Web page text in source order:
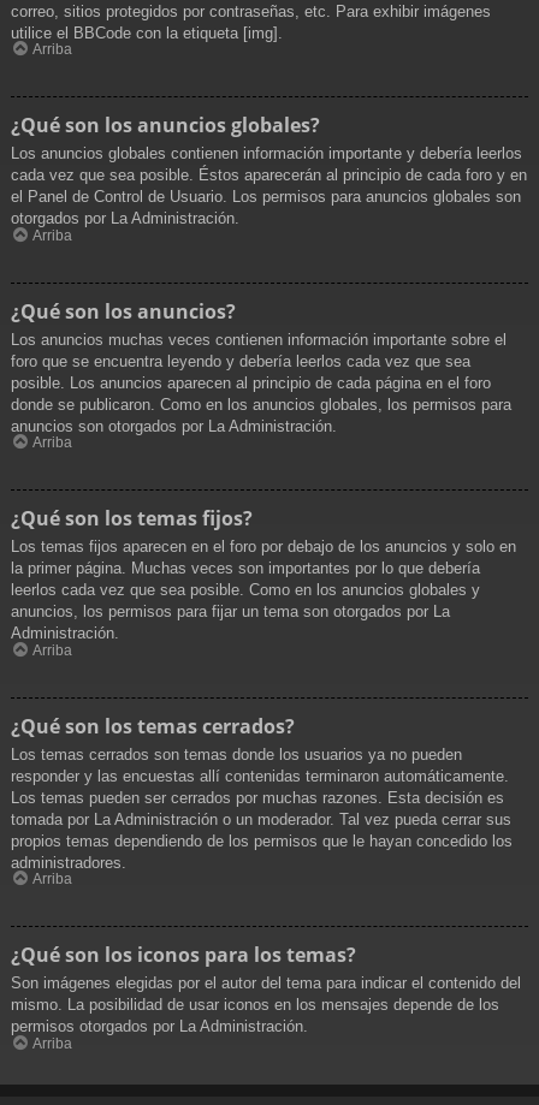
correo, sitios protegidos por contraseñas, etc. Para exhibir imágenes
utilice el BBCode con la etiqueta [img].
Arriba
¿Qué son los anuncios globales?
Los anuncios globales contienen información importante y debería leerlos
cada vez que sea posible. Éstos aparecerán al principio de cada foro y en
el Panel de Control de Usuario. Los permisos para anuncios globales son
otorgados por La Administración.
Arriba
¿Qué son los anuncios?
Los anuncios muchas veces contienen información importante sobre el
foro que se encuentra leyendo y debería leerlos cada vez que sea
posible. Los anuncios aparecen al principio de cada página en el foro
donde se publicaron. Como en los anuncios globales, los permisos para
anuncios son otorgados por La Administración.
Arriba
¿Qué son los temas fijos?
Los temas fijos aparecen en el foro por debajo de los anuncios y solo en
la primer página. Muchas veces son importantes por lo que debería
leerlos cada vez que sea posible. Como en los anuncios globales y
anuncios, los permisos para fijar un tema son otorgados por La
Administración.
Arriba
¿Qué son los temas cerrados?
Los temas cerrados son temas donde los usuarios ya no pueden
responder y las encuestas allí contenidas terminaron automáticamente.
Los temas pueden ser cerrados por muchas razones. Esta decisión es
tomada por La Administración o un moderador. Tal vez pueda cerrar sus
propios temas dependiendo de los permisos que le hayan concedido los
administradores.
Arriba
¿Qué son los iconos para los temas?
Son imágenes elegidas por el autor del tema para indicar el contenido del
mismo. La posibilidad de usar iconos en los mensajes depende de los
permisos otorgados por La Administración.
Arriba